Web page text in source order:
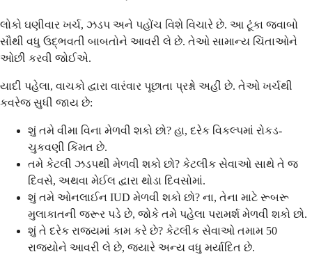
લોકો ઘણીવાર ખર્ચ, ઝડપ અને પહોંચ વિશે વિચારે છે. આ ટૂંકા જવાબો
સૌથી વધુ ઉદ્ભવતી બાબતોને આવરી લે છે. તેઓ સામાન્ય ચિંતાઓને
ઓછી કરવી જોઈએ.
યાદી પહેલા, વાચકો દ્વારા વારંવાર પૂછાતા પ્રશ્નો અહીં છે. તેઓ ખર્ચથી
કવરેજ સુધી જાય છે:
શું તમે વીમા વિના મેળવી શકો છો? હા, દરેક વિકલ્પમાં રોકડ-
ચુકવણી કિંમત છે.
તમે કેટલી ઝડપથી મેળવી શકો છો? કેટલીક સેવાઓ સાથે તે જ
દિવસે, અથવા મેઈલ દ્વારા થોડા દિવસોમાં.
શું તમે ઓનલાઈન IUD મેળવી શકો છો? ના, તેના માટે રૂબરૂ
મુલાકાતની જરૂર પડે છે, જોકે તમે પહેલા પરામર્શ મેળવી શકો છો.
શું તે દરેક રાજ્યમાં કામ કરે છે? કેટલીક સેવાઓ તમામ 50
રાજ્યોને આવરી લે છે, જ્યારે અન્ય વધુ મર્યાદિત છે.